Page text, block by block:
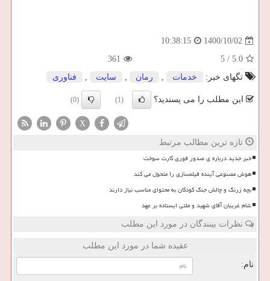
1400/10/02
10:38:15
5.0
/
5
361
تگهای خبر:
خدمات , رمان , سایت , فناوری
این مطلب را می پسندید؟ (1)
(0)
X
تازه ترین مطالب مرتبط
خبر جدید درباره ی صدور فوری کارت سوخت
هوش مصنوعی آینده فیلمسازی را متحول می کند
بچه زرنگ و چالش جنگ کودکان به محتوای مناسب نیاز دارند
شام غریبان آقای شهید و ملتی ایستاده بر عهد
نظرات بینندگان در مورد این مطلب
عقیده شما در مورد این مطلب
نام: